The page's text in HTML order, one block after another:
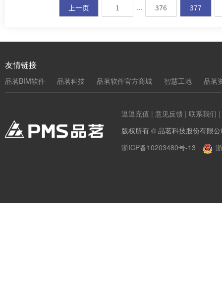
上一页 1 ... 376 377
友情链接
品茗BIM软件 品茗科技 品茗软件官方商城 智慧工地 品茗
逗逗充值 | 意见反馈 | 联系我们 |
版权所有 © 品茗科技股份有限
浙ICP备10203480号-13